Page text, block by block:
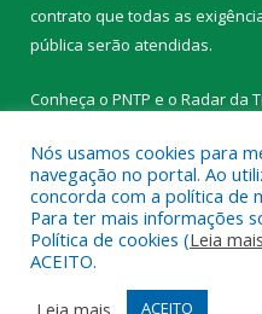
contrato que todas as
pública serão atendidas.
Conheça o PNTP e o Radar da
Todos os direitos
Mapa do Site Acessar Área
Nós usamos cookies para
navegação no portal. Ao
concorda com a política de
Para ter mais informações
Política de cookies (Leia mais
ACEITO.
Leia mais
ACEITO